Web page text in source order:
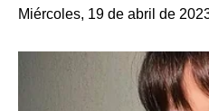
Miércoles, 19 de abril de